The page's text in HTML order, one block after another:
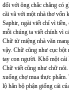
đối với ông chắc chẳng có
cãi vã với một nhà thơ vốn
Saphir, ngài viết chỉ vì
mỗi chúng ta viết chính vì
Chữ từ miệng nhà văn
vậy. Chữ cũng như cục bột
tay con người. Khổ một
Chữ viết cũng như chữ
xuống chợ mua thực
lộ hẳn bộ phận giống cái